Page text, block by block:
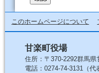
このホームページについて
甘楽町役場
住所：〒370-2292群馬
電話：0274-74-3131（